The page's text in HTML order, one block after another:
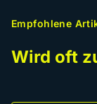
Empfohlene
Wird oft